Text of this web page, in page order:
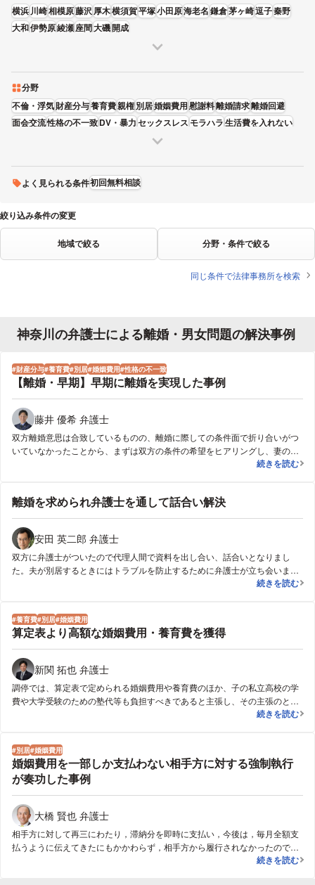
横浜川崎相模原藤沢厚木横須賀平塚小田原海老名鎌倉茅ヶ崎逗子秦野
大和伊勢原綾瀬座間大磯開成
分野
不倫・浮気財産分与養育費親権別居婚姻費用慰謝料離婚請求離婚回避
面会交流性格の不一致DV・暴力セックスレスモラハラ生活費を入れない
親族関係
よく見られる条件初回無料相談
絞り込み条件の変更
地域で絞る 分野・条件で絞る
同じ条件で法律事務所を検索
神奈川の弁護士による離婚・男女問題の解決事例
財産分与 養育費 別居 婚姻費用 性格の不一致
【離婚・早期】早期に離婚を実現した事例
藤井 優希 弁護士
双方離婚意思は合致しているものの、離婚に際しての条件面で折り合いがつ
いていなかったことから、まずは双方の条件の希望をヒアリングし、妻の希
望する条件は、法律的に難しい面があったことから、法律的な説明を丁寧に
【離婚・早期
続きを読む
離婚を求められ弁護士を通して話合い解決
安田 英二郎 弁護士
双方に弁護士がついたので代理人間で資料を出し合い、話合いとなりまし
た。夫が別居するときにはトラブルを防止するために弁護士が立ち会いまし
た。調停を申し立てずに話合いを続け約１年で解決することができました。
離婚を求めら
続きを読む
養育費 別居 婚姻費用
算定表より高額な婚姻費用・養育費を獲得
新関 拓也 弁護士
調停では、算定表で定められる婚姻費用や養育費のほか、子の私立高校の学
費や大学受験のための塾代等も負担すべきであると主張し、その主張のとお
り、夫が相談者に算定表より高額な婚姻費用・養育費を支払う内容で合意し
算定表より高
続きを読む
別居 婚姻費用
婚姻費用を一部しか支払わない相手方に対する強制執行
が奏功した事例
大橋 賢也 弁護士
相手方に対して再三にわたり，滞納分を即時に支払い，今後は，毎月全額支
払うように伝えてきたにもかかわらず，相手方から履行されなかったので，
弁護士に依頼して，相手方の給与を差し押さえてもらいました。その結果，
婚姻費用を一
続きを読む